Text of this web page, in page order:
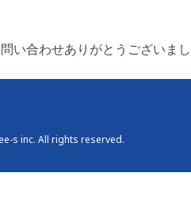
い合わせありがとうございまし
s inc. All rights reserved.